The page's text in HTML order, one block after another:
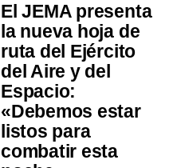
El JEMA presenta
la nueva hoja de
ruta del Ejército
del Aire y del
Espacio:
«Debemos estar
listos para
combatir esta